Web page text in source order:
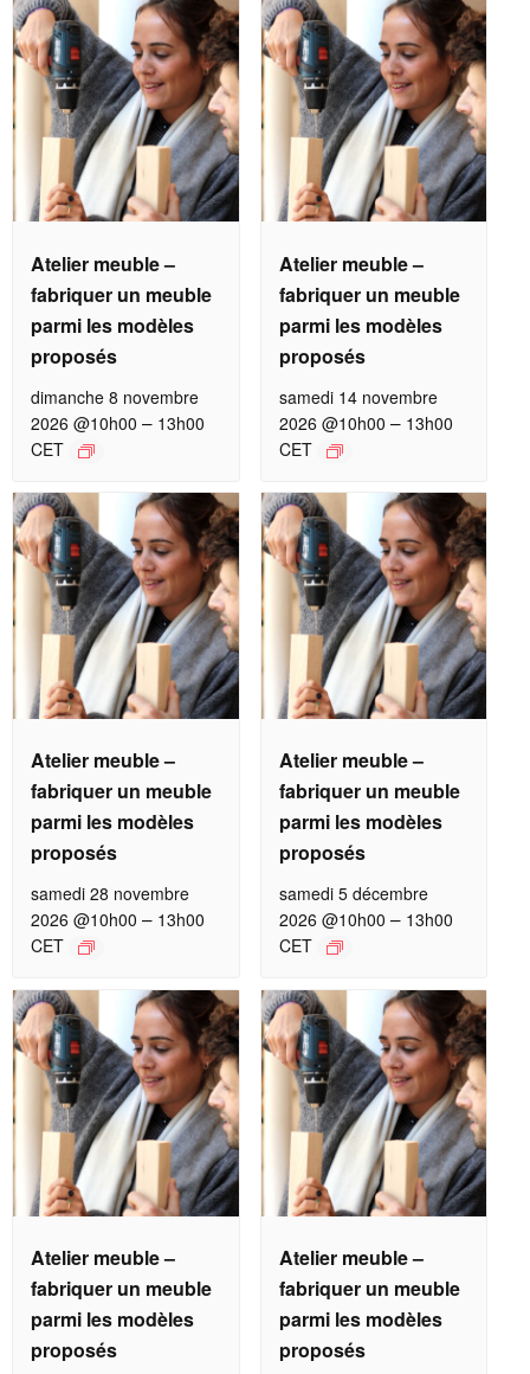
Atelier meuble –
fabriquer un meuble
parmi les modèles
proposés
dimanche 8 novembre
2026 @10h00 – 13h00
CET
Atelier meuble –
fabriquer un meuble
parmi les modèles
proposés
samedi 14 novembre
2026 @10h00 – 13h00
CET
Atelier meuble –
fabriquer un meuble
parmi les modèles
proposés
samedi 28 novembre
2026 @10h00 – 13h00
CET
Atelier meuble –
fabriquer un meuble
parmi les modèles
proposés
samedi 5 décembre
2026 @10h00 – 13h00
CET
Atelier meuble –
fabriquer un meuble
parmi les modèles
proposés
Atelier meuble –
fabriquer un meuble
parmi les modèles
proposés